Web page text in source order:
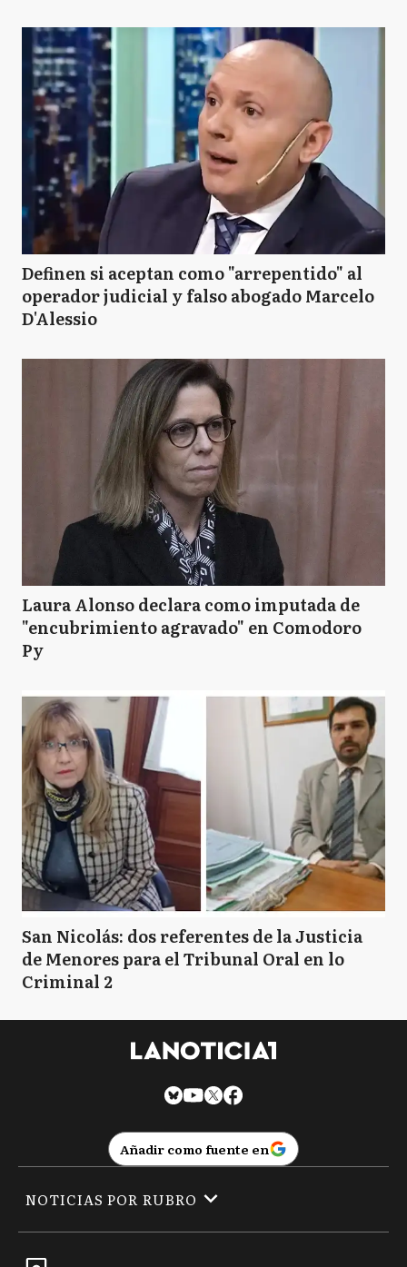
Definen si aceptan como "arrepentido" al
operador judicial y falso abogado Marcelo
D'Alessio
Laura Alonso declara como imputada de
"encubrimiento agravado" en Comodoro
Py
San Nicolás: dos referentes de la Justicia
de Menores para el Tribunal Oral en lo
Criminal 2
Añadir como fuente en
NOTICIAS POR RUBRO